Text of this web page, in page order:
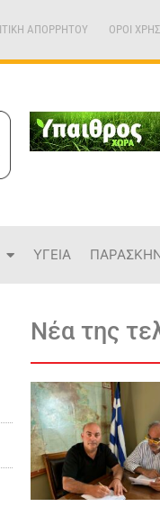
ΑΠΟΡΡΗΤΟΥ ΟΡΟΙ
ΥΓΕΙΑ
Νέα της